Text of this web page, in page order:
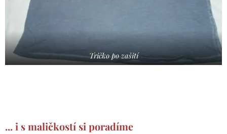
Tričko po zašití
... i s maličkostí si poradíme